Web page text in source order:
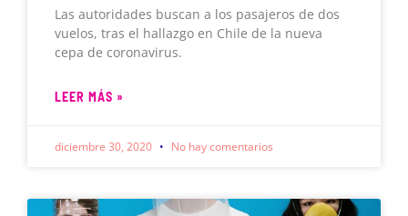
Las autoridades buscan a los pasajeros de dos
vuelos, tras el hallazgo en Chile de la nueva
cepa de coronavirus.
LEER MÁS »
diciembre 30, 2020 No hay comentarios